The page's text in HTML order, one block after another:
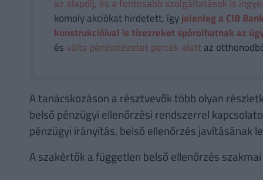
az alapdíj, és a fontosabb szolgáltatások is
komoly akciókat hirdetett, ígyjelenleg a CIB
konstrukcióival is tízezreket spórolhatnak az
és válts pénzintézetet percek alattaz
A tanácskozáson a résztvevők több olyan
belső pénzügyi ellenőrzési rendszerrel
pénzügyi irányítás, belső ellenőrzés javításának
A szakértők a független belső ellenőrzés